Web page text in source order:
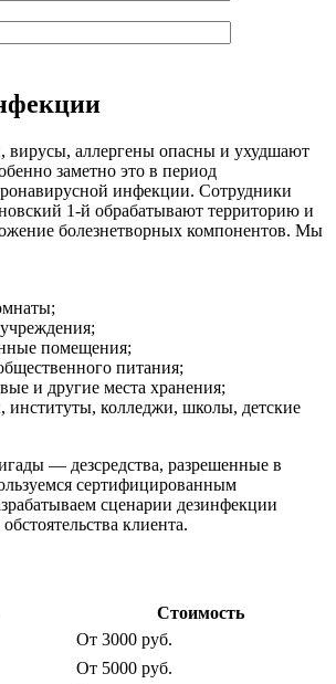
вирусы, аллергены опасны и ухудшают
заметно это в период
инфекции. Сотрудники
1-й обрабатывают территорию и
болезнетворных компонентов. Мы
помещения;
питания;
и другие места хранения;
институты, колледжи, школы, детские
— дезсредства, разрешенные в
сертифицированным
сценарии дезинфекции
клиента.
Стоимость
От 3000 руб.
От 5000 руб.